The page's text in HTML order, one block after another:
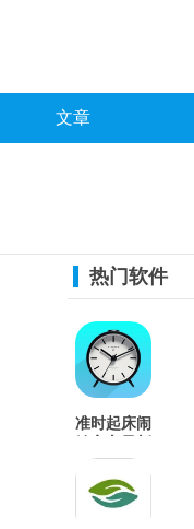
文章
热门软件
准时起床闹